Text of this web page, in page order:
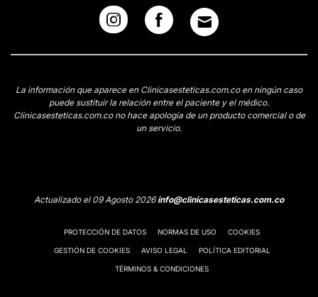
La información que aparece en Clinicasesteticas.com.co en ningún caso
puede sustituir la relación entre el paciente y el médico.
Clinicasesteticas.com.co no hace apología de un producto comercial o de
un servicio.
Actualizado el 09 Agosto 2026info@clinicasesteticas.com.co
PROTECCIÓN DE DATOS NORMAS DE USO COOKIES
GESTIÓN DE COOKIES AVISO LEGAL POLÍTICA EDITORIAL
TÉRMINOS & CONDICIONES